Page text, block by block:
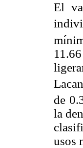
El
de
la
usos